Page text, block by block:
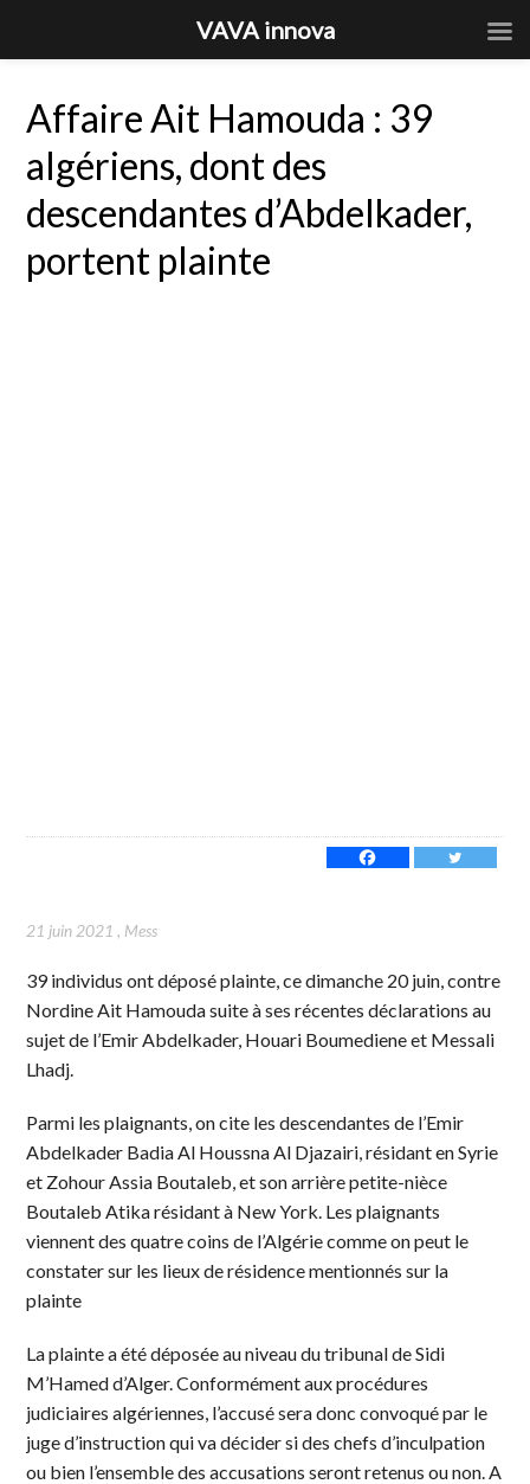
Affaire Ait Hamouda : 39
algériens, dont des
descendantes d’Abdelkader,
portent plainte
21 juin 2021 , Mess
39 individus ont déposé plainte, ce dimanche 20 juin, contre
Nordine Ait Hamouda suite à ses récentes déclarations au
sujet de l’Emir Abdelkader, Houari Boumediene et Messali
Lhadj.
Parmi les plaignants, on cite les descendantes de l’Emir
Abdelkader Badia Al Houssna Al Djazairi, résidant en Syrie
et Zohour Assia Boutaleb, et son arrière petite-nièce
Boutaleb Atika résidant à New York. Les plaignants
viennent des quatre coins de l’Algérie comme on peut le
constater sur les lieux de résidence mentionnés sur la
plainte
La plainte a été déposée au niveau du tribunal de Sidi
M’Hamed d’Alger. Conformément aux procédures
judiciaires algériennes, l’accusé sera donc convoqué par le
juge d’instruction qui va décider si des chefs d’inculpation
ou bien l’ensemble des accusations seront retenus ou non. A
VAVA innova